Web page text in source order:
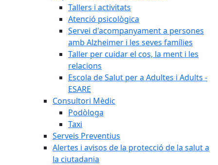
Tallers i activitats
Atenció psicològica
Servei d'acompanyament a persones
amb Alzheimer i les seves famílies
Taller per cuidar el cos, la ment i les
relacions
Escola de Salut per a Adultes i Adults -
ESARE
Consultori Mèdic
Podòloga
Taxi
Serveis Preventius
Alertes i avisos de la protecció de la salut a
la ciutadania